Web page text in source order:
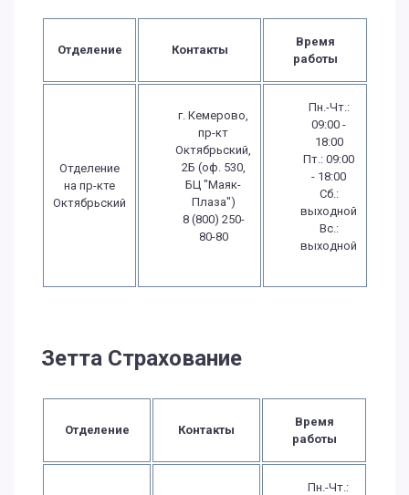
Отделение Контакты
Время
работы
Отделение
на пр-кте
Октябрьский
г. Кемерово,
пр-кт
Октябрьский,
2Б (оф. 530,
БЦ "Маяк-
Плаза")
8 (800) 250-
80-80
Пн.-Чт.:
09:00 -
18:00
Пт.: 09:00
- 18:00
Сб.:
выходной
Вс.:
выходной
Зетта Страхование
Отделение Контакты
Время
работы
Пн.-Чт.: